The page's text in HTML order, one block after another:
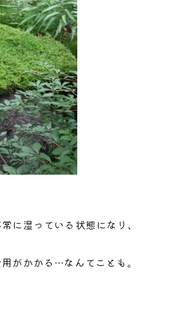
に湿っている状態になり、
がかかる…なんてことも。